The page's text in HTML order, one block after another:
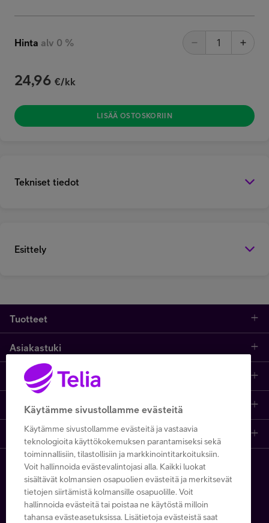
Hinta alv 0 %
24,96 €/kk
LISÄÄ OSTOSKORIIN
Tekniset tiedot
Esittely
Tuotteet
Kauppa
IT-palvelut
Yrittäjän palvelut
Julkishallinnolle
Wholesale
Business
Asiakastuki
Etusivu
Yhteystiedot
Paikalliset yritysmyyjät
Viat ja häiriöt
Laskut ja maksaminen
Opi ja inspiroidu
Kaikki sisällöt
Artikkelit
Referenssit
Asiakasvinkit
Telia
Telia
Telia Cygate
Telia Finland
Telia yrityksenä
Vastuullisuus
Copyright Telia Company 2026
Kaikki hinnat ALV 0 %
Käytämme sivustollamme evästeitä
Käytämme sivustollamme evästeitä ja vastaavia
teknologioita käyttökokemuksen parantamiseksi sekä
toiminnallisiin, tilastollisiin ja markkinointitarkoituksiin.
Voit hallinnoida evästevalintojasi alla. Kaikki luokat
sisältävät kolmansien osapuolien evästeitä ja merkitsevät
tietojen siirtämistä kolmansille osapuolille. Voit
hallinnoida evästeitä tai poistaa ne käytöstä milloin
tahansa evästeasetuksissa. Lisätietoja evästeistä saat